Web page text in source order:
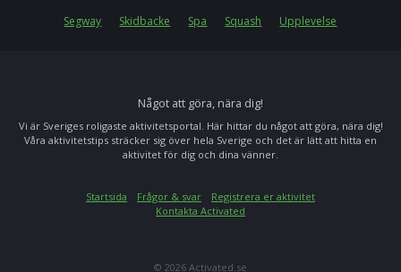
Segway Skidbacke Spa Squash Upplevelse
Något att göra, nära dig!
Vi är Sveriges roligaste aktivitetsportal. Här hittar du något att göra, nära dig!
Våra aktivitetstips sträcker sig över hela Sverige och det är lätt att hitta en
aktivitet för dig och dina vänner.
Startsida Frågor & svar
Registrera er aktivitet
Kontakta Activated
© 2026 Activated.se